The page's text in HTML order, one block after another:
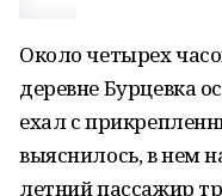
Около четырех
деревне Бурцевка
ехал с
выяснилось, в нем
летний пассажир